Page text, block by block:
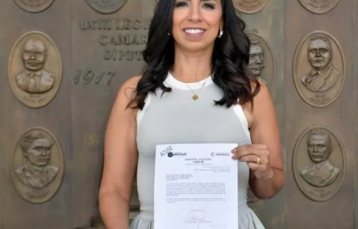
robustecer el desarrollo económico, la sustentabilidad
turística y la equidad social. Sin embargo, enfatizó que la
coyuntura actual exige priorizar la organización comunitaria
para asegurar la continuidad del proyecto político en la
región sureste del país.
Con esta determinación, el senador abre una etapa
decisiva en su trayectoria pública, apostando por una
estrategia de cercanía ciudadana. Su retorno a Quintana
Roo busca garantizar la cohesión de las estructuras de
izquierda de cara a los próximos retos políticos. El relevo
institucional se procesará conforme a los tiempos legales